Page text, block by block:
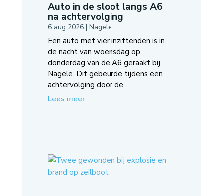
Auto in de sloot langs A6
na achtervolging
6 aug 2026| Nagele
Een auto met vier inzittenden is in
de nacht van woensdag op
donderdag van de A6 geraakt bij
Nagele. Dit gebeurde tijdens een
achtervolging door de...
Lees meer